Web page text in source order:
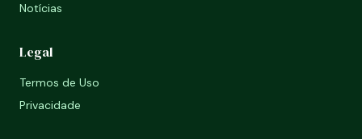
Notícias
Legal
Termos de Uso
Privacidade